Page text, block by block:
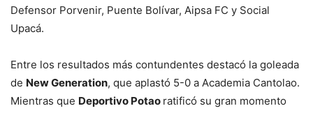
Defensor Porvenir, Puente Bolívar, Aipsa FC y Social
Upacá.
Entre los resultados más contundentes destacó la goleada
de New Generation, que aplastó 5-0 a Academia Cantolao.
Mientras que Deportivo Potao ratificó su gran momento